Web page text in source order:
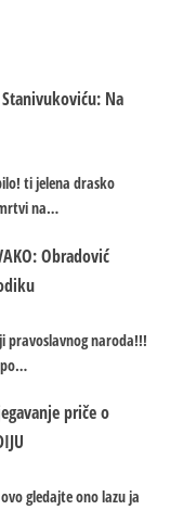
Na
ti jelena drasko
na…
Obradović
pravoslavnog naroda!!!
po…
priče o
gledajte ono lazu ja